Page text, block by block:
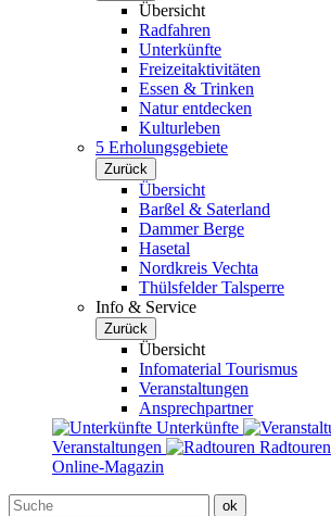
Übersicht
Radfahren
Unterkünfte
Freizeitaktivitäten
Essen & Trinken
Natur entdecken
Kulturleben
5 Erholungsgebiete
Zurück
Übersicht
Barßel & Saterland
Dammer Berge
Hasetal
Nordkreis Vechta
Thülsfelder Talsperre
Info & Service
Zurück
Übersicht
Infomaterial Tourismus
Veranstaltungen
Ansprechpartner
Unterkünfte
Veranstaltungen
Radtouren
Online-Magazin